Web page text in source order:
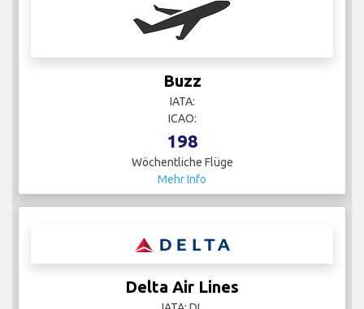
Buzz
IATA:
ICAO:
198
Wöchentliche Flüge
Mehr Info
Delta Air Lines